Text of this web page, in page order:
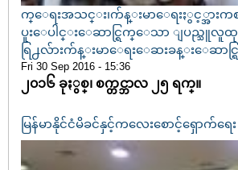
က္ေရးအသင္း၊က်န္းမာေရးႏွင့္အားကစာ
ပူးေပါင္းေဆာင္ရြက္ေသာ ျပည္သူလူ
ရြ႕လ်ားက်န္းမာေရးေဆးခန္းေဆာင္
Fri 30 Sep 2016 - 15:36
၂၀၁၆ ခုႏွစ္၊ စက္တင္ဘာလ ၂၅ ရက္။
မြန်မာနိုင်ငံမိခင်နှင့်ကလေးစောင့်ရှောက်ရေး